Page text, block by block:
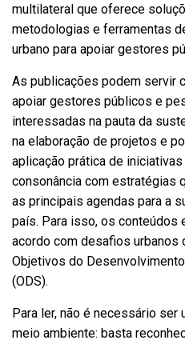
multilateral que oferece
metodologias e ferramentas
urbano para apoiar gestores
As publicações podem servir
apoiar gestores públicos e
interessadas na pauta da
na elaboração de projetos e
aplicação prática de
consonância com estratégias
as principais agendas para a
país. Para isso, os conteúdos
acordo com desafios urbanos
Objetivos do
(ODS).
Para ler, não é necessário ser
meio ambiente: basta